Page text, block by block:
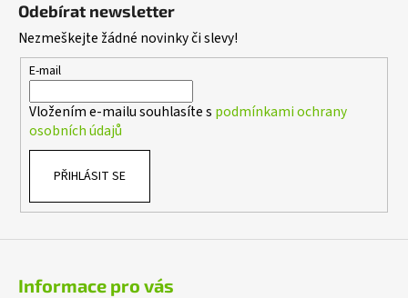
s
Odebírat newsletter
Nezmeškejte žádné novinky či slevy!
E-mail
Vložením e-mailu souhlasíte s podmínkami ochrany
osobních údajů
PŘIHLÁSIT SE
Informace pro vás